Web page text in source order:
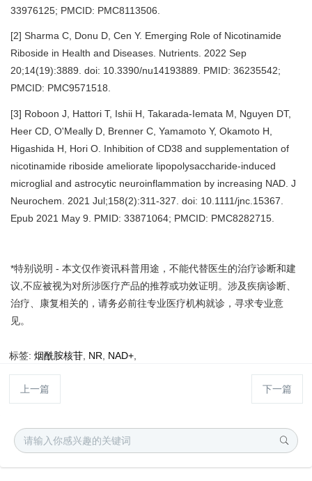
33976125; PMCID: PMC8113506.
[2] Sharma C, Donu D, Cen Y. Emerging Role of Nicotinamide
Riboside in Health and Diseases. Nutrients. 2022 Sep
20;14(19):3889. doi: 10.3390/nu14193889. PMID: 36235542;
PMCID: PMC9571518.
[3] Roboon J, Hattori T, Ishii H, Takarada-Iemata M, Nguyen DT,
Heer CD, O'Meally D, Brenner C, Yamamoto Y, Okamoto H,
Higashida H, Hori O. Inhibition of CD38 and supplementation of
nicotinamide riboside ameliorate lipopolysaccharide-induced
microglial and astrocytic neuroinflammation by increasing NAD. J
Neurochem. 2021 Jul;158(2):311-327. doi: 10.1111/jnc.15367.
Epub 2021 May 9. PMID: 33871064; PMCID: PMC8282715.
*特别说明 - 本文仅作资讯科普用途，不能代替医生的治疗诊断和建
议,不应被视为对所涉医疗产品的推荐或功效证明。涉及疾病诊断、
治疗、康复相关的，请务必前往专业医疗机构就诊，寻求专业意
见。
标签: 烟酰胺核苷, NR, NAD+,
上一篇 下一篇